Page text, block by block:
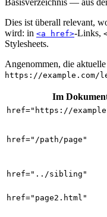
Basisverzeichnis — aus
Dies ist überall relevant,
wird: in <a href>-Links,
Stylesheets.
Angenommen, die
https://example.com/
Im
href="https://
href="/path/page"
href="../sibling"
href="page2.html"